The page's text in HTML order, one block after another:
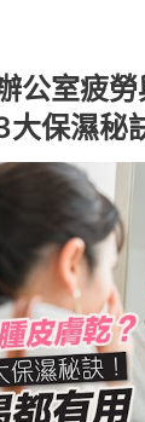
公室疲
大保濕秘